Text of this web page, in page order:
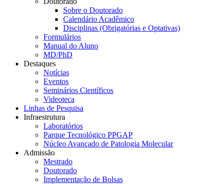
Sobre o Doutorado
Calendário Acadêmico
Disciplinas (Obrigatórias e Optativas)
Formulários
Manual do Aluno
MD/PhD
Destaques
Notícias
Eventos
Seminários Científicos
Videoteca
Linhas de Pesquisa
Infraestrutura
Laboratórios
Parque Tecnológico PPGAP
Núcleo Avançado de Patologia Molecular
Admissão
Mestrado
Doutorado
Implementação de Bolsas